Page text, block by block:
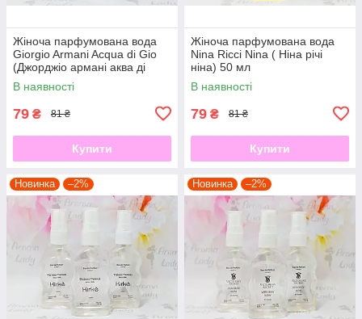
Жіноча парфумована вода
Giorgio Armani Acqua di Gio
(Джорджіо армані аква ді
джіо) 50 мл
В наявності
79 ₴ 81 ₴
Купити
Жіноча парфумована вода
Nina Ricci Nina ( Ніна річі
ніна) 50 мл
В наявності
79 ₴ 81 ₴
Купити
Новинка –2% Новинка –2%